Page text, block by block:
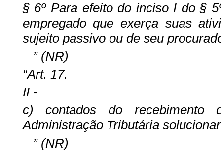
§ 6º Para efeito do inciso I do §
empregado que exerça suas
sujeito passivo ou de seu
” (NR)
“Art. 17.
II -
c) contados do recebimento
Administração Tributária
” (NR)